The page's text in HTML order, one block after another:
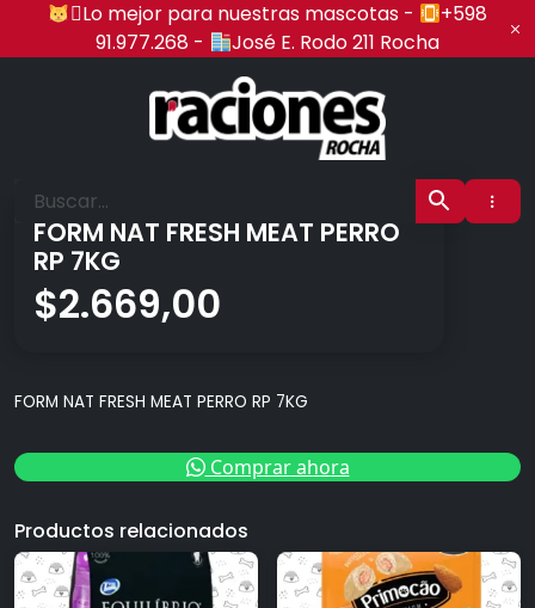
‍🏍Lo mejor para nuestras mascotas -
+598
91.977.268 -
José E. Rodo 211 Rocha
Raciones Rocha
FORM NAT FRESH MEAT PERRO
RP 7KG
$2.669,00
FORM NAT FRESH MEAT PERRO RP 7KG
Comprar ahora
Productos relacionados